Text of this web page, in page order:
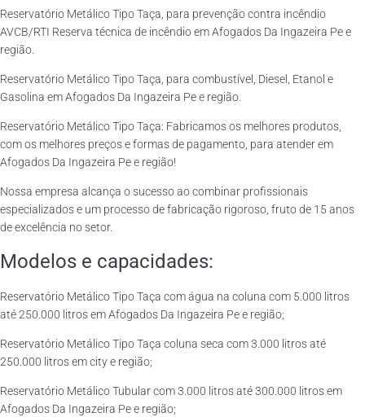
Reservatório Metálico Tipo Taça, para prevenção contra incêndio
AVCB/RTI Reserva técnica de incêndio em Afogados Da Ingazeira Pe e
região.
Reservatório Metálico Tipo Taça, para combustível, Diesel, Etanol e
Gasolina em Afogados Da Ingazeira Pe e região.
Reservatório Metálico Tipo Taça: Fabricamos os melhores produtos,
com os melhores preços e formas de pagamento, para atender em
Afogados Da Ingazeira Pe e região!
Nossa empresa alcança o sucesso ao combinar profissionais
especializados e um processo de fabricação rigoroso, fruto de 15 anos
de excelência no setor.
Modelos e capacidades:
Reservatório Metálico Tipo Taça com água na coluna com 5.000 litros
até 250.000 litros em Afogados Da Ingazeira Pe e região;
Reservatório Metálico Tipo Taça coluna seca com 3.000 litros até
250.000 litros em city e região;
Reservatório Metálico Tubular com 3.000 litros até 300.000 litros em
Afogados Da Ingazeira Pe e região;